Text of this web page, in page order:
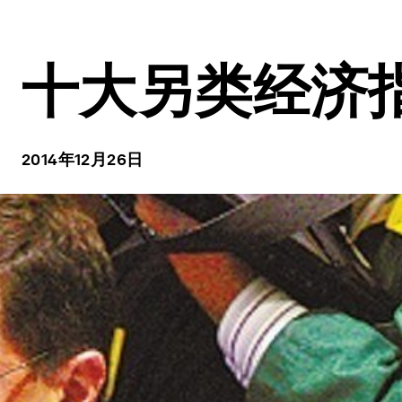
十大另类经济
2014年12月26日